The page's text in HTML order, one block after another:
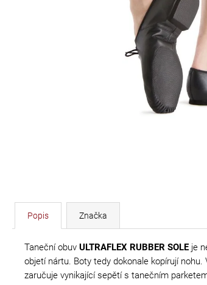
Popis Značka
Taneční obuv ULTRAFLEX RUBBER SOLE je
objetí nártu. Boty tedy dokonale kopírují
zaručuje vynikající sepětí s tanečním